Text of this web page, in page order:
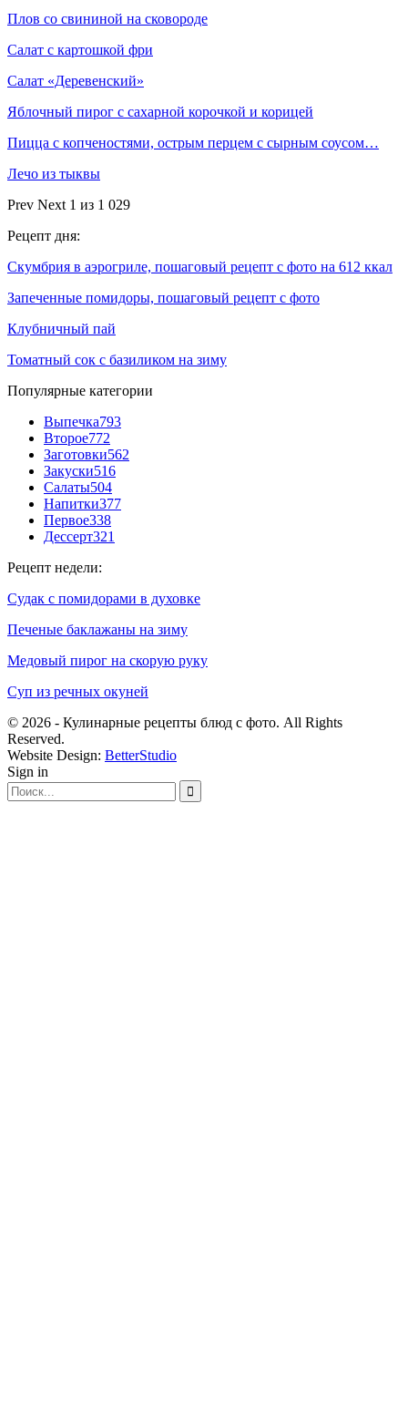
Плов со свининой на сковороде
Салат с картошкой фри
Салат «Деревенский»
Яблочный пирог с сахарной корочкой и корицей
Пицца с копченостями, острым перцем с сырным соусом…
Лечо из тыквы
Prev Next 1 из 1 029
Рецепт дня:
Скумбрия в аэрогриле, пошаговый рецепт с фото на 612 ккал
Запеченные помидоры, пошаговый рецепт с фото
Клубничный пай
Томатный сок с базиликом на зиму
Популярные категории
Выпечка793
Второе772
Заготовки562
Закуски516
Салаты504
Напитки377
Первое338
Дессерт321
Рецепт недели:
Судак с помидорами в духовке
Печеные баклажаны на зиму
Медовый пирог на скорую руку
Суп из речных окуней
© 2026 - Кулинарные рецепты блюд с фото. All Rights
Reserved.
Website Design: BetterStudio
Sign in